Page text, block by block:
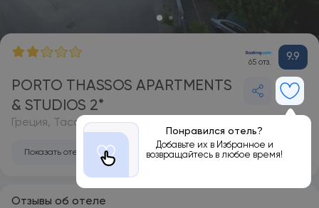
65 отз. 9.9
PORTO THASSOS APARTMENTS
& STUDIOS 2*
Понравился отель?
Добавьте их в Избранное и
возвращайтесь в любое время!
Греция, Тасос
Показать отель на карте
Отзывы об отеле